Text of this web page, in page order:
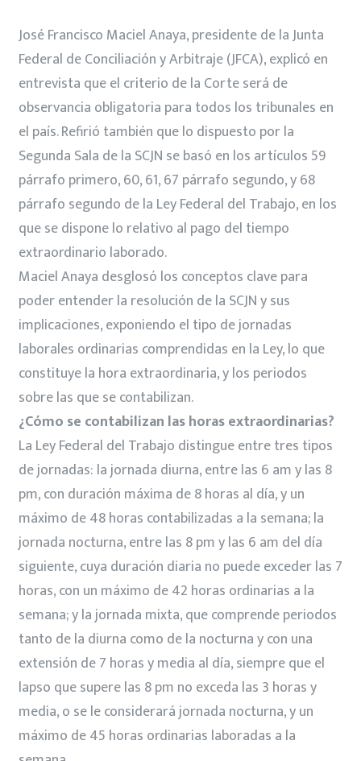
José Francisco Maciel Anaya, presidente de la Junta
Federal de Conciliación y Arbitraje (JFCA), explicó en
entrevista que el criterio de la Corte será de
observancia obligatoria para todos los tribunales en
el país. Refirió también que lo dispuesto por la
Segunda Sala de la SCJN se basó en los artículos 59
párrafo primero, 60, 61, 67 párrafo segundo, y 68
párrafo segundo de la Ley Federal del Trabajo, en los
que se dispone lo relativo al pago del tiempo
extraordinario laborado.
Maciel Anaya desglosó los conceptos clave para
poder entender la resolución de la SCJN y sus
implicaciones, exponiendo el tipo de jornadas
laborales ordinarias comprendidas en la Ley, lo que
constituye la hora extraordinaria, y los periodos
sobre las que se contabilizan.
¿Cómo se contabilizan las horas extraordinarias?
La Ley Federal del Trabajo distingue entre tres tipos
de jornadas: la jornada diurna, entre las 6 am y las 8
pm, con duración máxima de 8 horas al día, y un
máximo de 48 horas contabilizadas a la semana; la
jornada nocturna, entre las 8 pm y las 6 am del día
siguiente, cuya duración diaria no puede exceder las 7
horas, con un máximo de 42 horas ordinarias a la
semana; y la jornada mixta, que comprende periodos
tanto de la diurna como de la nocturna y con una
extensión de 7 horas y media al día, siempre que el
lapso que supere las 8 pm no exceda las 3 horas y
media, o se le considerará jornada nocturna, y un
máximo de 45 horas ordinarias laboradas a la